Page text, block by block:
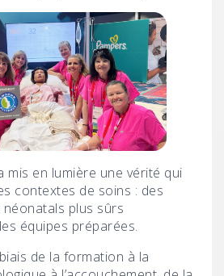
mis en lumière une vérité qui
contextes de soins : des
plus sûrs
équipes préparées.
de la formation à la